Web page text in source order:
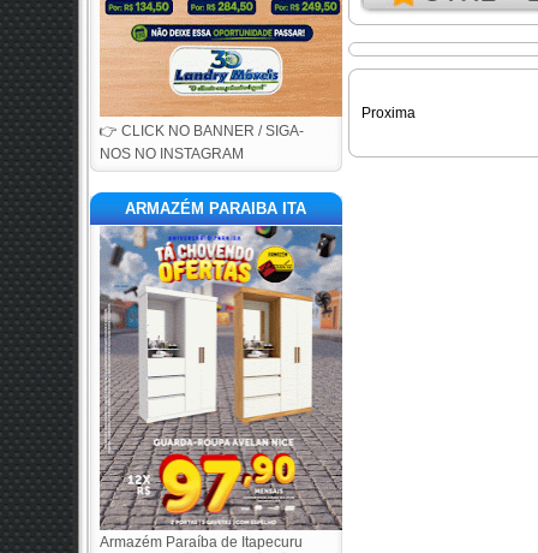
👉 CLICK NO BANNER / SIGA-
NOS NO INSTAGRAM
ARMAZÉM PARAIBA ITA
Armazém Paraíba de Itapecuru
Proxima